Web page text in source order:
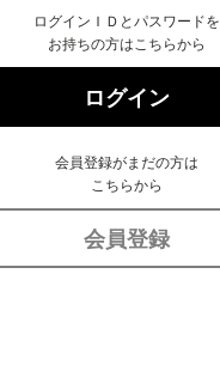
ログインＩＤとパスワードを
お持ちの方はこちらから
ログイン
会員登録がまだの方は
こちらから
会員登録